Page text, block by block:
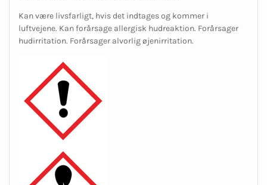
Kan være livsfarligt, hvis det indtages og kommer i
luftvejene. Kan forårsage allergisk hudreaktion. Forårsager
hudirritation. Forårsager alvorlig øjenirritation.